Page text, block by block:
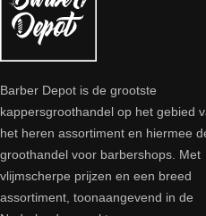
Barber Depot is de grootste
kappersgroothandel op het gebied
het heren assortiment en hiermee
groothandel voor barbershops. Met
vlijmscherpe prijzen en een breed
assortiment, toonaangevend in de